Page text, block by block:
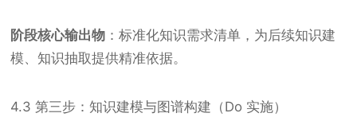
阶段核心输出物 ：标准化知识需求清单，为后续知识建
模、知识抽取提供精准依据。
4.3 第三步：知识建模与图谱构建（Do 实施）